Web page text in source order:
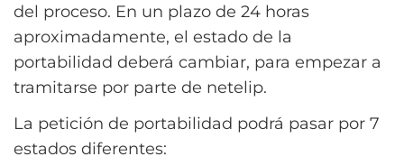
del proceso. En un plazo de 24 horas
aproximadamente, el estado de la
portabilidad deberá cambiar, para empezar a
tramitarse por parte de netelip.
La petición de portabilidad podrá pasar por 7
estados diferentes: